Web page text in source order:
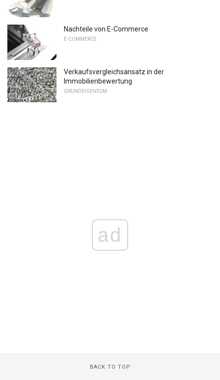
Nachteile von E-Commerce
E-COMMERCE
Verkaufsvergleichsansatz in der
Immobilienbewertung
GRUNDEIGENTUM
ad
BACK TO TOP